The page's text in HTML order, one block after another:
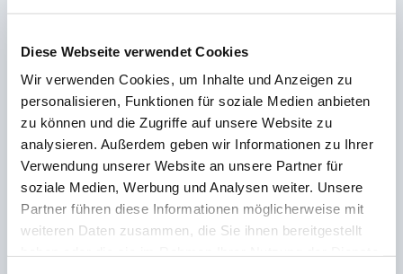
Diese Webseite verwendet Cookies
Wir verwenden Cookies, um Inhalte und Anzeigen zu
personalisieren, Funktionen für soziale Medien anbieten
zu können und die Zugriffe auf unsere Website zu
analysieren. Außerdem geben wir Informationen zu Ihrer
Verwendung unserer Website an unsere Partner für
soziale Medien, Werbung und Analysen weiter. Unsere
Partner führen diese Informationen möglicherweise mit
weiteren Daten zusammen, die Sie ihnen bereitgestellt
VORHERIGE
BATZABEND! 2020 der
Mann vom FCS – Batz-
Hände neben Größen der
Fußballwelt auf dem DFB-
Pokal
Saarländischer
Fußballverband:
Vorstandstreff 2.0 war
voller Erfolg
ZUSAMMENHÄNGENDE POSTS